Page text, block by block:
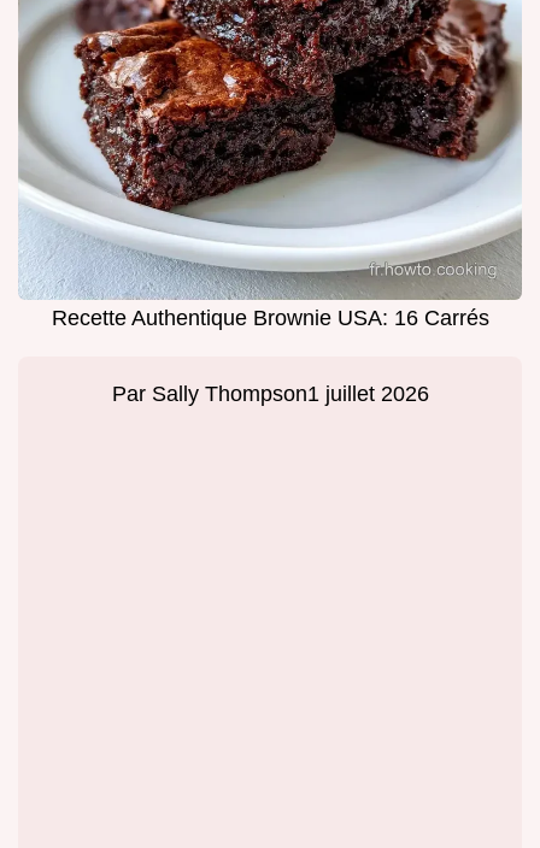
Recette Authentique Brownie USA: 16 Carrés
Par Sally Thompson1 juillet 2026